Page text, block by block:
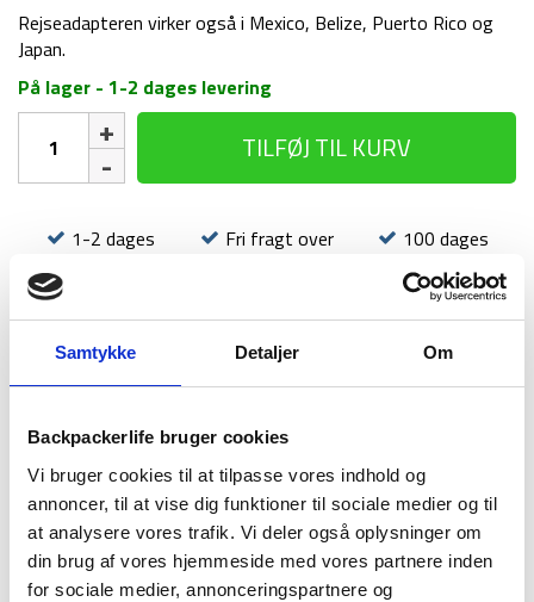
Samtykke Detaljer Om
Backpackerlife bruger cookies
Vi bruger cookies til at tilpasse vores indhold og
annoncer, til at vise dig funktioner til sociale medier og til
at analysere vores trafik. Vi deler også oplysninger om
din brug af vores hjemmeside med vores partnere inden
for sociale medier, annonceringspartnere og
Rejseadapteren virker også i Mexico, Belize, Puerto Rico og
Japan.
På lager - 1-2 dages levering
Rejseadapter
DK
USA
TILFØJ TIL KURV
1-2 dages
Fri fragt over
100 dages
returret
BESKRIVELSE BRAND
Skal du rejse til USA er en eller to adapterer essentielt for din
rejse. I USA ser deres stik anderledes ud, og der skal derfor
bruges en adapter/omformer for at de danske stik kan
bruges.